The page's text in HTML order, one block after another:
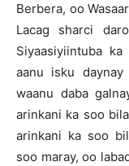
Berbera, oo
Lacag sharci
Siyaasiyiintuba
aanu isku daynay
waanu daba
arinkani ka soo
arinkani ka soo
soo maray, oo